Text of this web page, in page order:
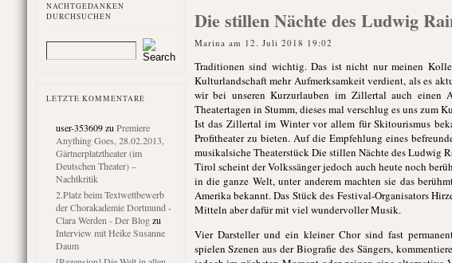
NACHTGEDANKEN
DURCHSUCHEN
LETZTE KOMMENTARE
user-353609zu Premiere
Anything Goes, 28.02.2013,
Gärtnerplatztheater (im
Deutschen Theater) –
Nachtkritik
2.Platz beim Textwettbewerb
der Chorakademie Dortmund -
Clara Werden - Der Blogzu
Interview mit Heike Susanne
Daum
Die stillen Nächte des Ludwig
Marina am 12. Juli 2018 19:02
Traditionen sind wichtig. Das ist nicht nur meinen
Kulturlandschaft mehr Aufmerksamkeit verdient, als es
wir bei unseren Kurzurlauben im Zillertal auch einen
Theatertagen in Stumm, dieses mal verschlug es uns zum
Ist das Zillertal im Winter vor allem für Skitourismus
Profitheater zu bieten. Auf die Empfehlung eines
musikalsiche Theaterstück Die stillen Nächte des Ludwig
Tirol scheint der Volkssänger jedoch auch heute noch
in die ganze Welt, unter anderem machten sie das
Amerika bekannt. Das Stück des Festival-Organisators
Mitteln aber dafür mit viel wundervoller Musik.
Vier Darsteller und ein kleiner Chor sind fast
spielen Szenen aus der Biografie des Sängers,